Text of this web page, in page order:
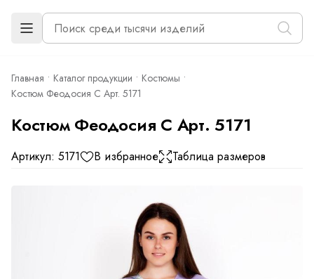
Главная Каталог продукции
Костюмы
Костюм Феодосия С Арт. 5171
Костюм Феодосия С Арт. 5171
Артикул: 5171 В избранное Таблица размеров